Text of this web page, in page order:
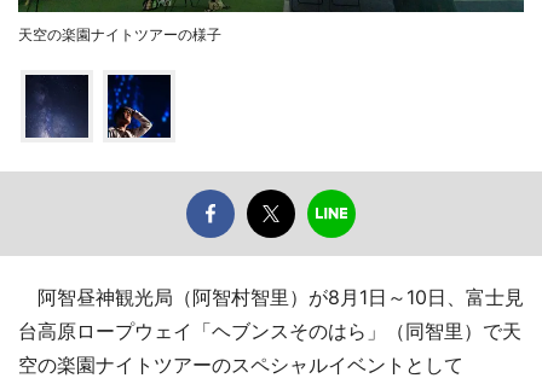
天空の楽園ナイトツアーの様子
阿智昼神観光局（阿智村智里）が8月1日～10日、富士見
台高原ロープウェイ「ヘブンスそのはら」（同智里）で天
空の楽園ナイトツアーのスペシャルイベントとして